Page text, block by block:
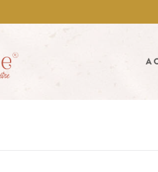
(La
clientèle